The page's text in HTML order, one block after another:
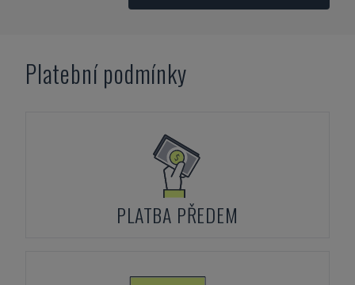
Platební podmínky
PLATBA PŘEDEM